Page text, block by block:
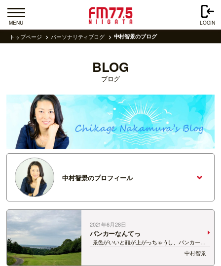
MENU LOGIN
トップページ パーソナリティブログ 中村智景のブログ
BLOG
ブログ
中村智景のプロフィール
2021年6月28日
バンカーなんてっ
景色がいいと顔が上がっちゃうし、バンカーか
らなかなか出ないし。 バンカーなんてきらいっ。
ここでいうバンカーは銀行家のことじゃないで
中村智景